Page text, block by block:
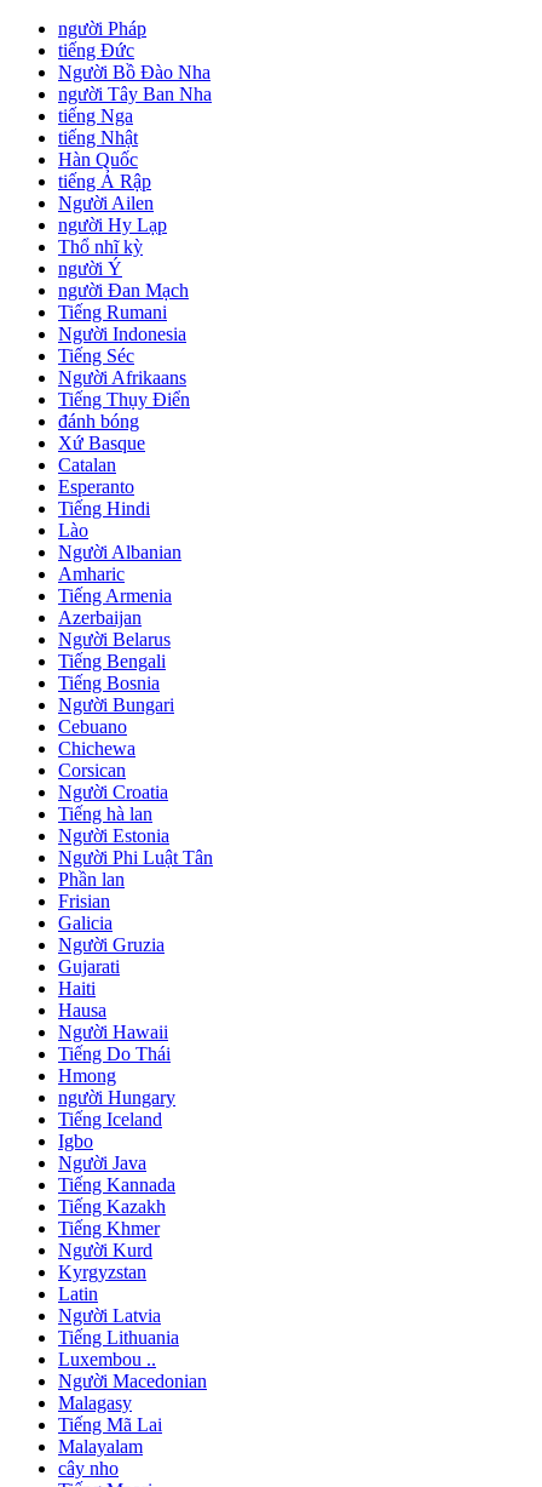
người Pháp
tiếng Đức
Người Bồ Đào Nha
người Tây Ban Nha
tiếng Nga
tiếng Nhật
Hàn Quốc
tiếng Ả Rập
Người Ailen
người Hy Lạp
Thổ nhĩ kỳ
người Ý
người Đan Mạch
Tiếng Rumani
Người Indonesia
Tiếng Séc
Người Afrikaans
Tiếng Thụy Điển
đánh bóng
Xứ Basque
Catalan
Esperanto
Tiếng Hindi
Lào
Người Albanian
Amharic
Tiếng Armenia
Azerbaijan
Người Belarus
Tiếng Bengali
Tiếng Bosnia
Người Bungari
Cebuano
Chichewa
Corsican
Người Croatia
Tiếng hà lan
Người Estonia
Người Phi Luật Tân
Phần lan
Frisian
Galicia
Người Gruzia
Gujarati
Haiti
Hausa
Người Hawaii
Tiếng Do Thái
Hmong
người Hungary
Tiếng Iceland
Igbo
Người Java
Tiếng Kannada
Tiếng Kazakh
Tiếng Khmer
Người Kurd
Kyrgyzstan
Latin
Người Latvia
Tiếng Lithuania
Luxembou ..
Người Macedonian
Malagasy
Tiếng Mã Lai
Malayalam
cây nho